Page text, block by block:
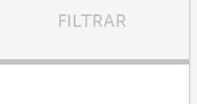
FILTRAR